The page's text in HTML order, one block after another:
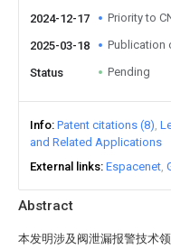
Abstract
本发明涉及阀泄漏报警技术
2024-12-17
Priority to
2025-03-18 Publication
Status Pending
Info Patent citations (8)
and Related Applications
External links Espacenet